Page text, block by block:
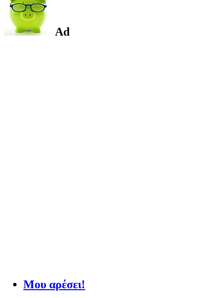
Ad
Μου αρέσει!